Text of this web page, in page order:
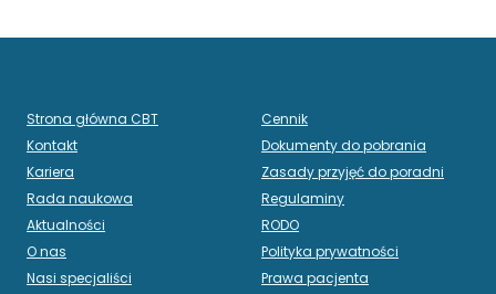
Strona główna CBT
Kontakt
Kariera
Rada naukowa
Aktualności
O nas
Nasi specjaliści
Cennik
Dokumenty do pobrania
Zasady przyjęć do poradni
Regulaminy
RODO
Polityka prywatności
Prawa pacjenta